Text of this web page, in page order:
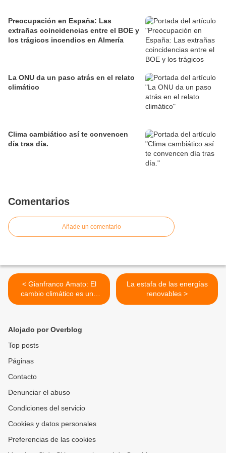
Preocupación en España: Las
extrañas coincidencias entre el BOE y
los trágicos incendios en Almería
La ONU da un paso atrás en el relato
climático
Clima cambiático así te convencen
día tras día.
Comentarios
Añade un comentario
< Gianfranco Amato: El
cambio climático es una
mentira. El objetivo es
La estafa de las energías
renovables >
Alojado por Overblog
Top posts
Páginas
Contacto
Denunciar el abuso
Condiciones del servicio
Cookies y datos personales
Preferencias de las cookies